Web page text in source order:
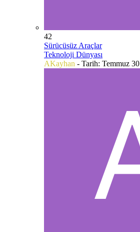
42
Sürücüsüz Araçlar
Teknoloji Dünyası
AKayhan - Tarih: Temmuz 30